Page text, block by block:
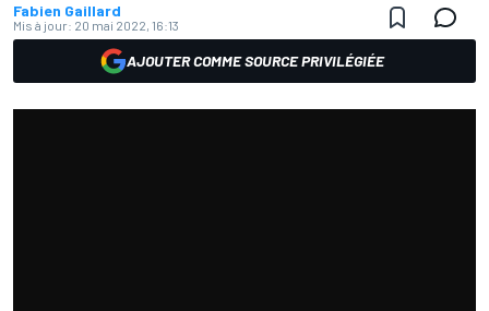
Fabien Gaillard
Mis à jour: 20 mai 2022, 16:13
AJOUTER COMME SOURCE PRIVILÉGIÉE